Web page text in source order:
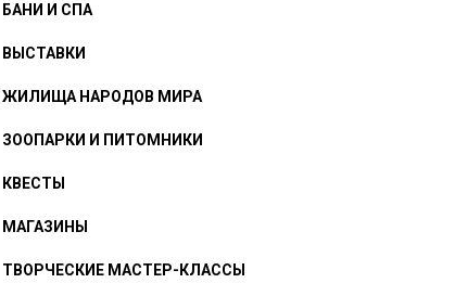
БАНИ И СПА
ВЫСТАВКИ
ЖИЛИЩА НАРОДОВ МИРА
ЗООПАРКИ И ПИТОМНИКИ
КВЕСТЫ
МАГАЗИНЫ
ТВОРЧЕСКИЕ МАСТЕР-КЛАССЫ